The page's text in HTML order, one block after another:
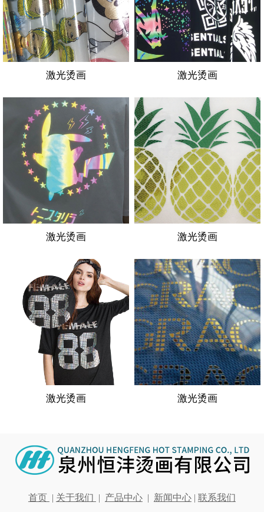
激光烫画 激光烫画
激光烫画 激光烫画
激光烫画 激光烫画
首页 | 关于我们 | 产品中心| 新闻中心| 联系我们